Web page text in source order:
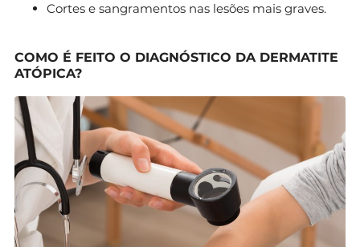
Cortes e sangramentos nas lesões mais graves.
COMO É FEITO O DIAGNÓSTICO DA DERMATITE
ATÓPICA?